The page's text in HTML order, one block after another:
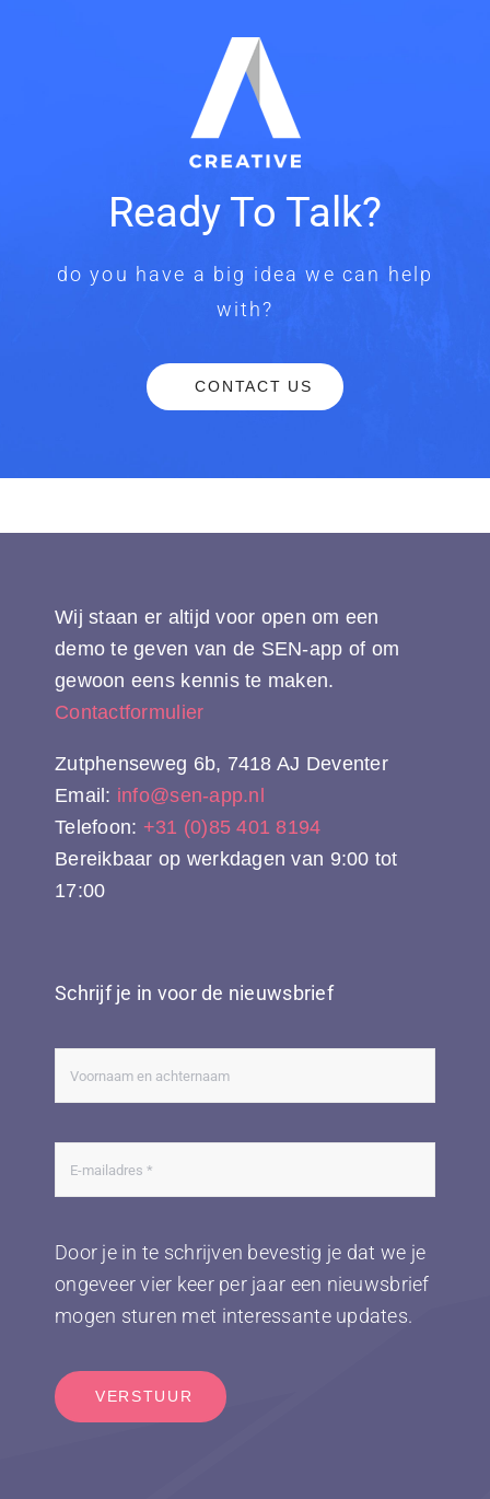
Ready To Talk?
do you have a big idea we can help
with?
CONTACT US
Wij staan er altijd voor open om een
demo te geven van de SEN-app of om
gewoon eens kennis te maken.
Contactformulier
Zutphenseweg 6b, 7418 AJ Deventer
Email: info@sen-app.nl
Telefoon: +31 (0)85 401 8194
Bereikbaar op werkdagen van 9:00 tot
17:00
Schrijf je in voor de nieuwsbrief
Door je in te schrijven bevestig je dat we je
ongeveer vier keer per jaar een nieuwsbrief
mogen sturen met interessante updates.
VERSTUUR